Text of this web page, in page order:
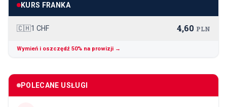
KURS FRANKA
🇨🇭1 CHF 4,60 PLN
Wymień i oszczędź 50% na prowizji →
POLECANE USŁUGI